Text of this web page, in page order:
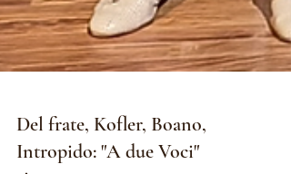
Del frate, Kofler, Boano,